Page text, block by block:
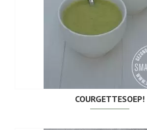
COURGETTESOEP!